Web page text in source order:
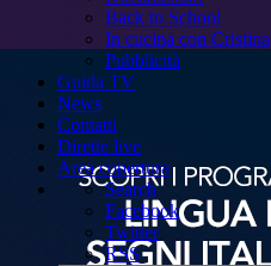
Back to School
In cucina con Cristina
Pubblicità
Guida TV
News
Contatti
Dirette live
Area copertura
Search
Facebook
Twitter
RSS